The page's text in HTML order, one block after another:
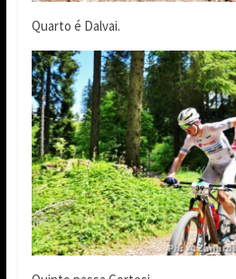
Quarto é Dalvai.